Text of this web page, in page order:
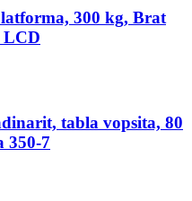
300 kg, Brat
LCD
tabla vopsita, 80
350-7